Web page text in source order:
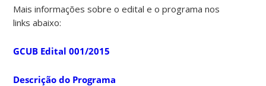
Mais informações sobre o edital e o programa nos
links abaixo:
GCUB Edital 001/2015
Descrição do Programa